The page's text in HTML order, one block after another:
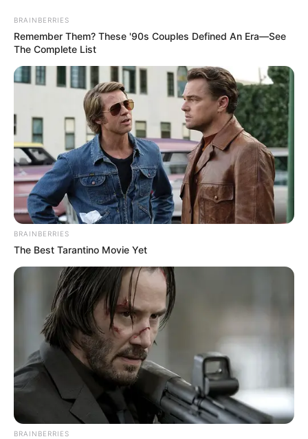
HOME
Acs e ACE > Aposentadoria >
Senador Irajá afirma que PEC 14 pode ser promulgada
sem sanção presidencial esta semana.
Senador Irajá afirma que PEC 14
pode ser promulgada sem sanção
presidencial esta semana.
Acs e ACE, Aposentadoria,FNARAS,Notícia ,Senado
BRAINBERRIES
Remember Them? These '90s Couples Defined An Era—See
The Complete List
BRAINBERRIES
The Best Tarantino Movie Yet
BRAINBERRIES